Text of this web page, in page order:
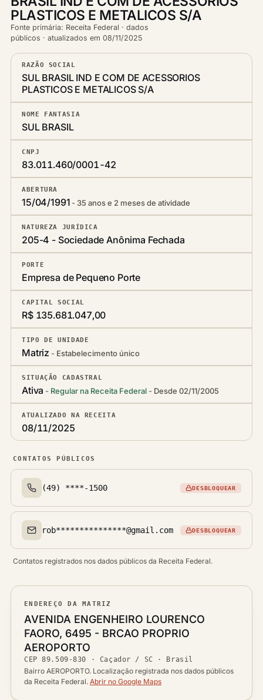
PLASTICOS E METALICOS S/A
Fonte primária: Receita Federal · dados
públicos · atualizados em 08/11/2025
RAZÃO SOCIAL
SUL BRASIL IND E COM DE ACESSORIOS
PLASTICOS E METALICOS S/A
NOME FANTASIA
SUL BRASIL
CNPJ
83.011.460/0001-42
ABERTURA
15/04/1991 35 anos e 2 meses de atividade
NATUREZA JURÍDICA
205-4 - Sociedade Anônima Fechada
PORTE
Empresa de Pequeno Porte
CAPITAL SOCIAL
R$ 135.681.047,00
TIPO DE UNIDADE
Matriz Estabelecimento único
SITUAÇÃO CADASTRAL
Ativa Regular na Receita Federal Desde 02/11/2005
ATUALIZADO NA RECEITA
08/11/2025
CONTATOS PÚBLICOS
Telefone(s)
(49) ****-1500 DESBLOQUEAR
Email(s)
rob***************@gmail.com DESBLOQUEAR
Contatos registrados nos dados públicos da Receita Federal.
ENDEREÇO DA MATRIZ
Logradouro
AVENIDA ENGENHEIRO LOURENCO
FAORO, 6495 - BRCAO PROPRIO
Bairro
AEROPORTO
CEP
CEP89.509-830 ·
Cidade / UF
Caçador / SC · Brasil
Bairro AEROPORTO. Localização registrada nos dados públicos
da Receita Federal. Abrir no Google Maps